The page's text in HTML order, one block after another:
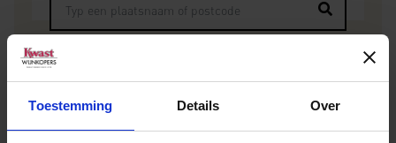
Toestemming Details Over